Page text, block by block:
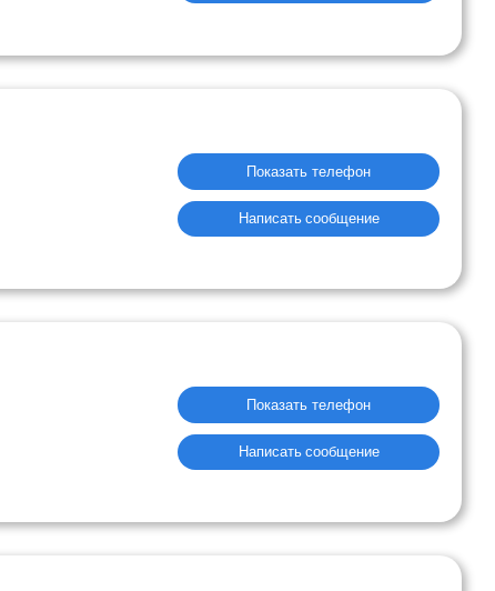
Показать телефон
Написать сообщение
Показать телефон
Написать сообщение